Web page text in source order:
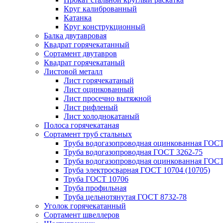
Круг калиброванный
Катанка
Круг конструкционный
Балка двутавровая
Квадрат горячекатанный
Сортамент двутавров
Квадрат горячекатаный
Листовой металл
Лист горячекатаный
Лист оцинкованный
Лист просечно вытяжной
Лист рифленый
Лист холоднокатаный
Полоса горячекатаная
Сортамент труб стальных
Труба водогазопроводная оцинкованная
Труба водогазопроводная ГОСТ 3262-75
Труба водогазопроводная оцинкованная
Труба электросварная ГОСТ 10704 (10705)
Труба ГОСТ 10706
Труба профильная
Труба цельнотянутая ГОСТ 8732-78
Уголок горячекатанный
Сортамент швеллеров